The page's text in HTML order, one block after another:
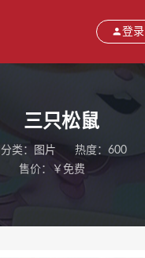
登录
三只松鼠
分类： 图片 热度：600
售价：￥免费